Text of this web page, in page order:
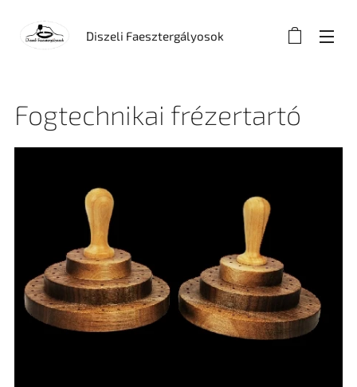
Diszeli Faesztergályosok
Fogtechnikai frézertartó